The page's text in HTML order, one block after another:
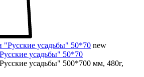
new
усадьбы" 50*70
усадьбы" 500*700 мм, 480г,